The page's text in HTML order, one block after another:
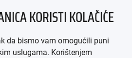
AGB
KORISTI KOLAČIĆE
da bismo vam omogućili puni
uslugama. Korištenjem